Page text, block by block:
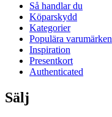
Så handlar du
Köparskydd
Kategorier
Populära varumärken
Inspiration
Presentkort
Authenticated
Sälj